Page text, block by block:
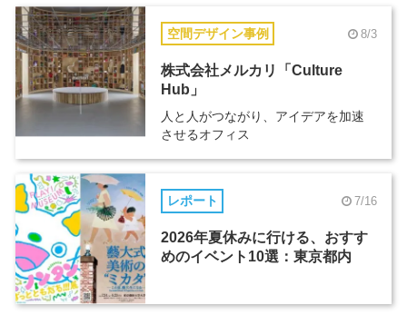
空間デザイン事例 8/3
株式会社メルカリ「Culture
Hub」
人と人がつながり、アイデアを加速
させるオフィス
レポート 7/16
2026年夏休みに行ける、おすす
めのイベント10選：東京都内